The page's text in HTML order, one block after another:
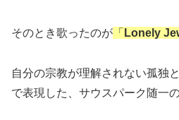
そのとき歌ったのが 「 Lonely
自分の宗教が理解されない孤独
で表現した、サウスパーク随一